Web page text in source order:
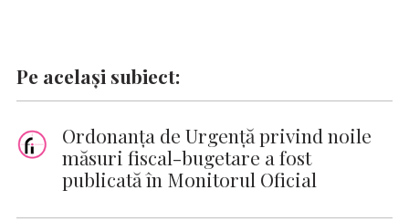
Pe același subiect:
Ordonanţa de Urgenţă privind noile
măsuri fiscal-bugetare a fost
publicată în Monitorul Oficial